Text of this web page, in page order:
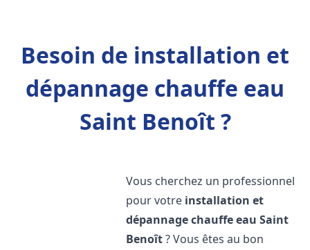
Besoin de installation et
dépannage chauffe eau
Saint Benoît ?
Vous cherchez un professionnel
pour votre installation et
dépannage chauffe eau Saint
Benoît? Vous êtes au bon